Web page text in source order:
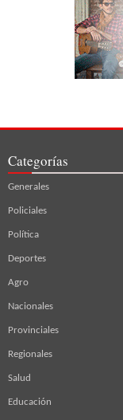
Categorías
Generales
Policiales
Política
Deportes
Agro
Nacionales
Provinciales
Regionales
Salud
Educación